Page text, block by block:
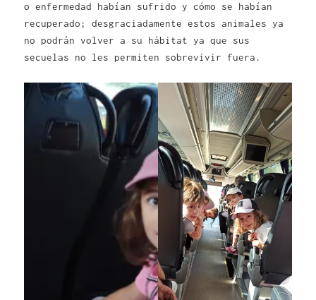
o enfermedad habían sufrido y cómo se habían
recuperado; desgraciadamente estos animales ya
no podrán volver a su hábitat ya que sus
secuelas no les permiten sobrevivir fuera.